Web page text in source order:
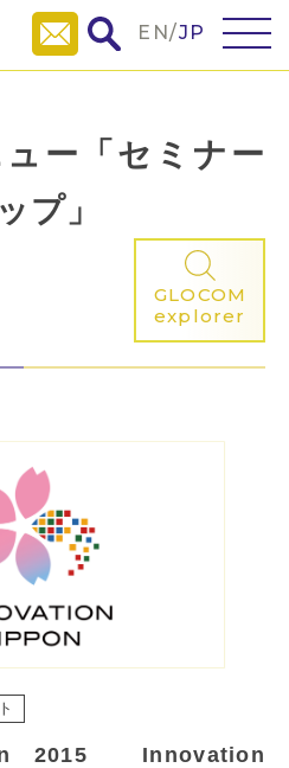
EN/JP
ー「セミナー
プ」
GLOCOM
explorer
2015 Innovation